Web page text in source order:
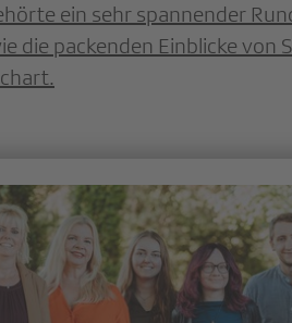
ein sehr spannender
die packenden Einblicke von